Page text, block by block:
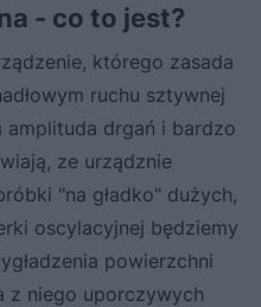
- co to jest?
którego zasada
ruchu sztywnej
drgań i bardzo
ze urządznie
"na gładko" dużych,
oscylacyjnej będziemy
powierzchni
z niego uporczywych